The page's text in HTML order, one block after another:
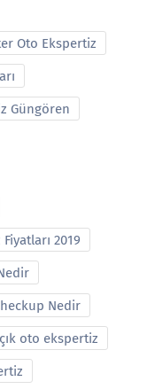
Oto Ekspertiz
Güngören
2019
Nedir
oto ekspertiz